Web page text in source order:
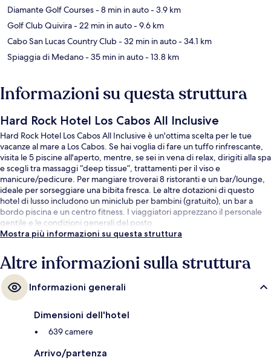
Diamante Golf Courses- 8 min in auto- 3.9 km
Golf Club Quivira- 22 min in auto- 9.6 km
Cabo San Lucas Country Club- 32 min in auto- 34.1 km
Spiaggia di Medano- 35 min in auto- 13.8 km
Informazioni su questa struttura
Hard Rock Hotel Los Cabos All Inclusive
Hard Rock Hotel Los Cabos All Inclusive è un'ottima scelta per le tue
vacanze al mare a Los Cabos. Se hai voglia di fare un tuffo rinfrescante,
visita le 5 piscine all'aperto, mentre, se sei in vena di relax, dirigiti alla spa
e scegli tra massaggi “deep tissue”, trattamenti per il viso e
manicure/pedicure. Per mangiare troverai 8 ristoranti e un bar/lounge,
ideale per sorseggiare una bibita fresca. Le altre dotazioni di questo
hotel di lusso includono un miniclub per bambini (gratuito), un bar a
bordo piscina e un centro fitness. I viaggiatori apprezzano il personale
gentile e le condizioni generali del posto.
Mostra più informazioni su questa struttura
Altre informazioni sulla struttura
Informazioni generali
Dimensioni dell'hotel
639 camere
Arrivo/partenza